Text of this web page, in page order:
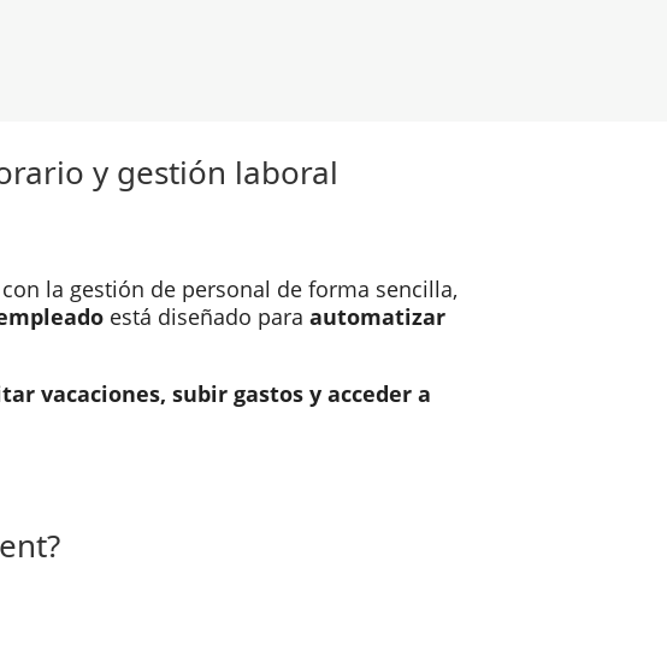
y gestión laboral
la gestión de personal de forma sencilla,
está diseñado paraautomatizar
vacaciones, subir gastos y acceder a